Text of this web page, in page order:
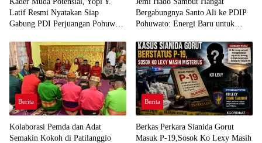
Latif Resmi Nyatakan Siap
Gabung PDI Perjuangan Pohuwato
Bergabungnya Santo Ali ke PDIP
Pohuwato: Energi Baru untuk
Berita
Kolaborasi Pemda dan Adat
Semakin Kokoh di Patilanggio
Berita
Berkas Perkara Sianida Gorut
Masuk P-19,Sosok Ko Lexy Masih